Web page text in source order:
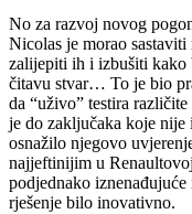
No za razvoj novog
Nicolas je morao
zalijepiti ih i izbušiti kako
čitavu stvar… To je bio
da “uživo” testira
je do zaključaka koje
osnažilo njegovo
najjeftinijim u
podjednako
rješenje bilo inovativno.